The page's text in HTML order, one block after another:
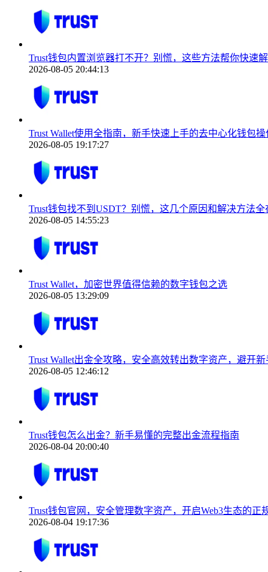
Trust钱包内置浏览器打不开？别慌，这些方法帮你快速
2026-08-05 20:44:13
Trust Wallet使用全指南，新手快速上手的去中心化钱包操
2026-08-05 19:17:27
Trust钱包找不到USDT？别慌，这几个原因和解决方法全
2026-08-05 14:55:23
Trust Wallet，加密世界值得信赖的数字钱包之选
2026-08-05 13:29:09
Trust Wallet出金全攻略，安全高效转出数字资产，避开
2026-08-05 12:46:12
Trust钱包怎么出金？新手易懂的完整出金流程指南
2026-08-04 20:00:40
Trust钱包官网，安全管理数字资产，开启Web3生态的正
2026-08-04 19:17:36